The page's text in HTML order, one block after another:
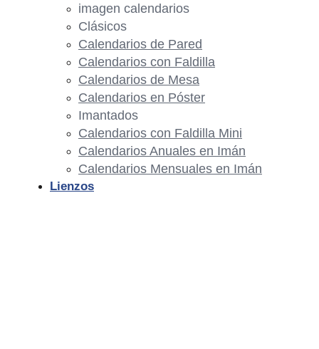
imagen calendarios
Clásicos
Calendarios de Pared
Calendarios con Faldilla
Calendarios de Mesa
Calendarios en Póster
Imantados
Calendarios con Faldilla Mini
Calendarios Anuales en Imán
Calendarios Mensuales en Imán
Lienzos